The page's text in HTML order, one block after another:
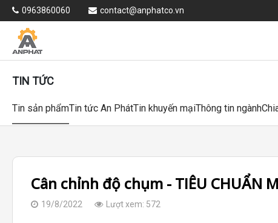
0963860060 contact@anphatco.vn
TIN TỨC
Tin sản phẩmTin tức An PhátTin khuyến mạiThông tin ngành
Cân chỉnh độ chụm - TIÊU CHUẨN
19/8/2022 Lượt xem: 572